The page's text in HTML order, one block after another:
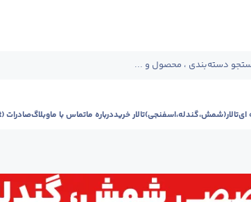
دسته‌بندی ، محصول و ...
ایتالار(شمش،گندله،اسفنجی)تالار خریددرباره ماتماس با ماوبلاگصادرات (Export)